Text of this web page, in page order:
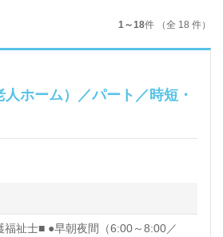
1～18件 （全 18 件）
ホーム）／パート／時短・
祉士■ ●早朝夜間（6:00～8:00／